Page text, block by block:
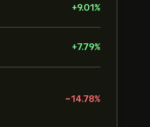
+9.01 %
+7.79%
-14.78%